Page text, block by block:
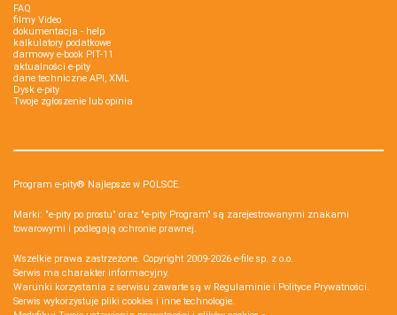
FAQ
filmy Video
dokumentacja - help
kalkulatory podatkowe
darmowy e-book PIT-11
aktualności e-pity
dane techniczne API, XML
Dysk e-pity
Twoje zgłoszenie lub opinia
Program e-pity® Najlepsze w POLSCE.
Marki: "e-pity po prostu" oraz "e-pity Program" są zarejestrowanymi znakami
towarowymi i podlegają ochronie prawnej.
Wszelkie prawa zastrzeżone. Copyright 2009-2026 e-file sp. z o.o.
Serwis ma charakter informacyjny.
Warunki korzystania z serwisu zawarte są w Regulaminie i Polityce Prywatności.
Serwis wykorzystuje pliki cookies i inne technologie.